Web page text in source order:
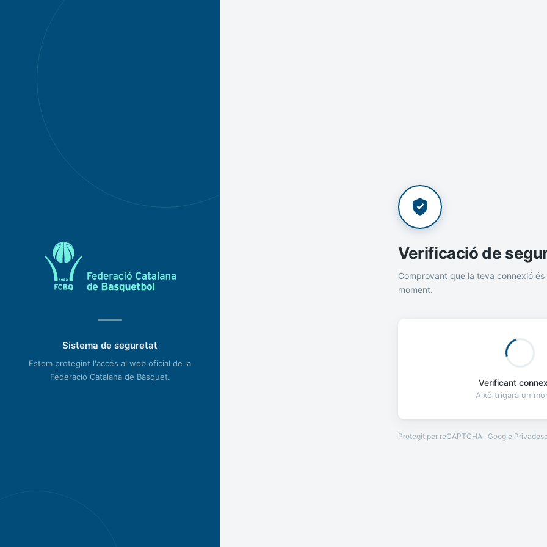
Sistema de seguretat
Estem protegint l'accés al web oficial de la
Federació Catalana de Bàsquet.
Verificació de
Comprovant que la teva connexió és
moment.
Verificant
Això trigarà un
Protegit per reCAPTCHA · Google Privadesa